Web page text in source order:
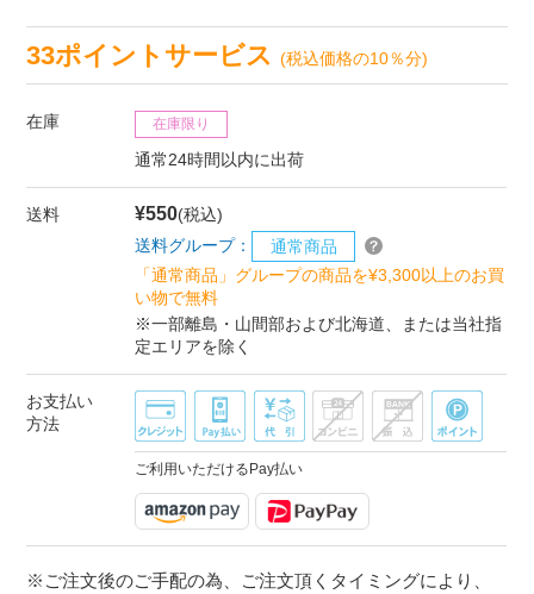
33ポイントサービス(税込価格の10％分)
在庫 在庫限り
通常24時間以内に出荷
送料 ¥550(税込)
送料グループ：
通常商品
「通常商品」グループの商品を¥3,300以上のお買
い物で無料
※一部離島・山間部および北海道、または当社指
定エリアを除く
お支払い
方法
ご利用いただけるPay払い
※ご注文後のご手配の為、ご注文頂くタイミングにより、